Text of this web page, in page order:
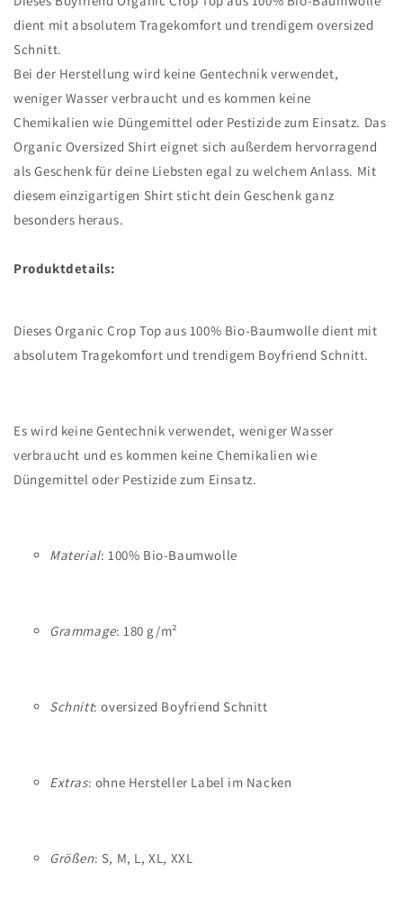
dient mit absolutem Tragekomfort und trendigem oversized
Schnitt.
Bei der Herstellung wird keine Gentechnik verwendet,
weniger Wasser verbraucht und es kommen keine
Chemikalien wie Düngemittel oder Pestizide zum Einsatz. Das
Organic Oversized Shirt eignet sich außerdem hervorragend
als Geschenk für deine Liebsten egal zu welchem Anlass. Mit
diesem einzigartigen Shirt sticht dein Geschenk ganz
besonders heraus.
Produktdetails:
Dieses Organic Crop Top aus 100% Bio-Baumwolle dient mit
absolutem Tragekomfort und trendigem Boyfriend Schnitt.
Es wird keine Gentechnik verwendet, weniger Wasser
verbraucht und es kommen keine Chemikalien wie
Düngemittel oder Pestizide zum Einsatz.
Material: 100% Bio-Baumwolle
Grammage: 180 g/m²
Schnitt: oversized Boyfriend Schnitt
Extras: ohne Hersteller Label im Nacken
Größen: S, M, L, XL, XXL